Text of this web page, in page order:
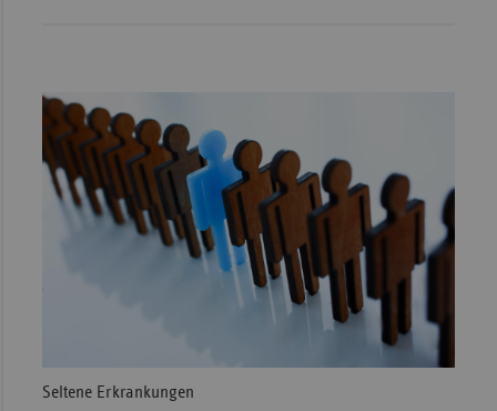
Seltene Erkrankungen